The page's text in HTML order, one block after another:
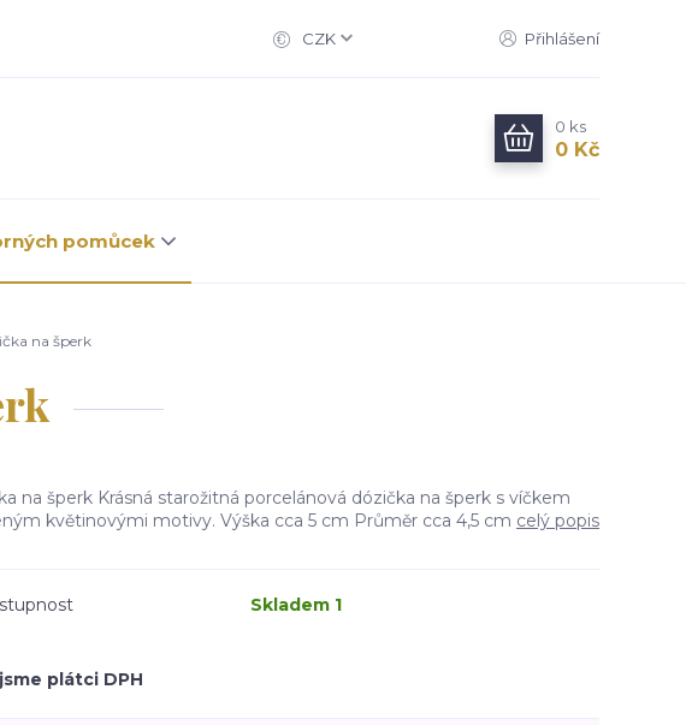
CZK Přihlášení
0 ks
0 Kč
pomůcek
na šperk
na šperk Krásná starožitná porcelánová dózička na šperk s víčkem
květinovými motivy. Výška cca 5 cm Průměr cca 4,5 cm celý popis
Skladem 1
plátci DPH